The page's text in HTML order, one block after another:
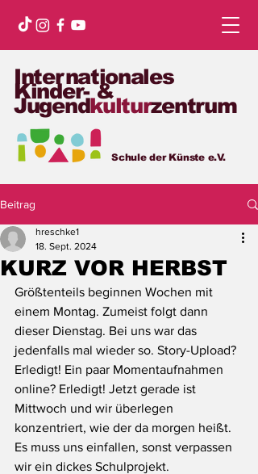
Internationales
Kinder- &
Jugendkulturzentrum
Schule der Künste e.V.
Beitrag
KURZ VOR HERBST
hreschke1
18. Sept. 2024
Größtenteils beginnen Wochen mit
einem Montag. Zumeist folgt dann
dieser Dienstag. Bei uns war das
jedenfalls mal wieder so. Story-Upload?
Erledigt! Ein paar Momentaufnahmen
online? Erledigt! Jetzt gerade ist
Mittwoch und wir überlegen
konzentriert, wie der da morgen heißt.
Es muss uns einfallen, sonst verpassen
wir ein dickes Schulprojekt.